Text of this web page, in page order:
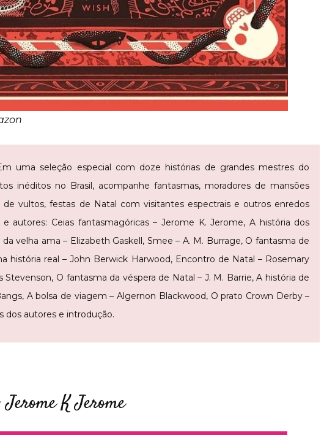
uma seleção especial com doze histórias de grandes mestres do
inéditos no Brasil, acompanhe fantasmas, moradores de mansões
de vultos, festas de Natal com visitantes espectrais e outros enredos
e autores: Ceias fantasmagóricas – Jerome K. Jerome, A história dos
velha ama – Elizabeth Gaskell, Smee – A. M. Burrage, O fantasma de
história real – John Berwick Harwood, Encontro de Natal – Rosemary
O fantasma da véspera de Natal – J. M. Barrie, A história de
A bolsa de viagem – Algernon Blackwood, O prato Crown Derby –
dos autores e introdução.
K Jerome